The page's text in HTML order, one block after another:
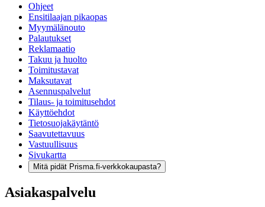
Ohjeet
Ensitilaajan pikaopas
Myymälänouto
Palautukset
Reklamaatio
Takuu ja huolto
Toimitustavat
Maksutavat
Asennuspalvelut
Tilaus- ja toimitusehdot
Käyttöehdot
Tietosuojakäytäntö
Saavutettavuus
Vastuullisuus
Sivukartta
Mitä pidät Prisma.fi-verkkokaupasta?
Asiakaspalvelu